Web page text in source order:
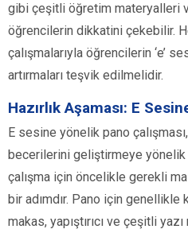
gibi çeşitli öğretim materyalleri
öğrencilerin dikkatini çekebilir.
çalışmalarıyla öğrencilerin ‘e’
artırmaları teşvik edilmelidir.
Hazırlık Aşaması: E
E sesine yönelik pano
becerilerini geliştirmeye
çalışma için öncelikle gerekli
bir adımdır. Pano için genellikle
makas, yapıştırıcı ve çeşitli